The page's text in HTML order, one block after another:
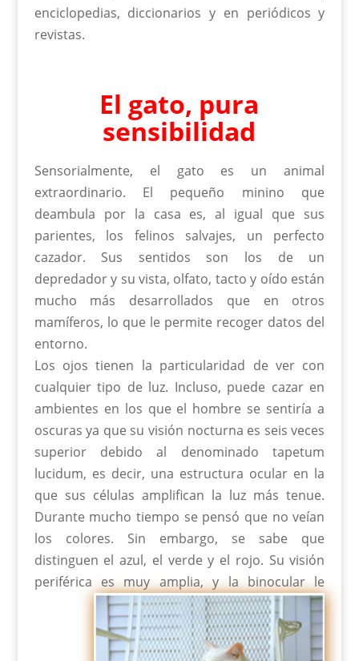
enciclopedias, diccionarios y en periódicos y
revistas.
El gato, pura
sensibilidad
Sensorialmente, el gato es un animal
extraordinario. El pequeño minino que
deambula por la casa es, al igual que sus
parientes, los felinos salvajes, un perfecto
cazador. Sus sentidos son los de un
depredador y su vista, olfato, tacto y oído están
mucho más desarrollados que en otros
mamíferos, lo que le permite recoger datos del
entorno.
Los ojos tienen la particularidad de ver con
cualquier tipo de luz. Incluso, puede cazar en
ambientes en los que el hombre se sentiría a
oscuras ya que su visión nocturna es seis veces
superior debido al denominado tapetum
lucidum, es decir, una estructura ocular en la
que sus células amplifican la luz más tenue.
Durante mucho tiempo se pensó que no veían
los colores. Sin embargo, se sabe que
distinguen el azul, el verde y el rojo. Su visión
periférica esmuy amplia, y la binocular le